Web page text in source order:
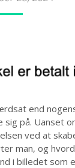
end
på. Uanset
ved at
man, og
i billedet som